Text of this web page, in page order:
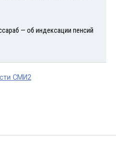
— об индексации пенсий
СМИ2